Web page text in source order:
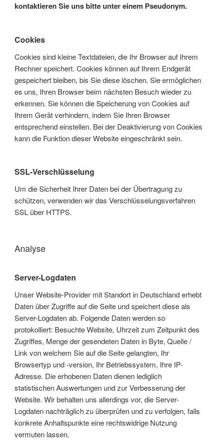
kontaktieren Sie uns bitte unter einem Pseudonym.
Cookies
Cookies sind kleine Textdateien, die Ihr Browser auf Ihrem
Rechner speichert. Cookies können auf Ihrem Endgerät
gespeichert bleiben, bis Sie diese löschen. Sie ermöglichen
es uns, Ihren Browser beim nächsten Besuch wieder zu
erkennen. Sie können die Speicherung von Cookies auf
Ihrem Gerät verhindern, indem Sie Ihren Browser
entsprechend einstellen. Bei der Deaktivierung von Cookies
kann die Funktion dieser Website eingeschränkt sein.
SSL-Verschlüsselung
Um die Sicherheit Ihrer Daten bei der Übertragung zu
schützen, verwenden wir das Verschlüsselungsverfahren
SSL über HTTPS.
Analyse
Server-Logdaten
Unser Website-Provider mit Standort in Deutschland erhebt
Daten über Zugriffe auf die Seite und speichert diese als
Server-Logdaten ab. Folgende Daten werden so
protokolliert: Besuchte Website, Uhrzeit zum Zeitpunkt des
Zugriffes, Menge der gesendeten Daten in Byte, Quelle /
Link von welchem Sie auf die Seite gelangten, Ihr
Browsertyp und -version, Ihr Betriebssystem, Ihre IP-
Adresse. Die erhobenen Daten dienen lediglich
statistischen Auswertungen und zur Verbesserung der
Website. Wir behalten uns allerdings vor, die Server-
Logdaten nachträglich zu überprüfen und zu verfolgen, falls
konkrete Anhaltspunkte eine rechtswidrige Nutzung
vermuten lassen.